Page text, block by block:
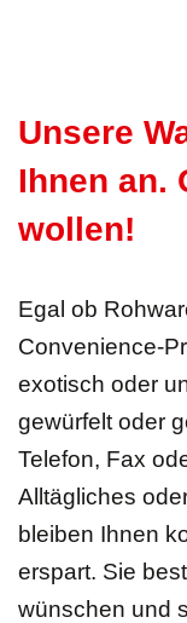
Unsere
Ihnen an.
wollen!
Egal ob
Convenience-
exotisch oder
gewürfelt oder
Telefon, Fax
Alltägliches
bleiben Ihnen
erspart. Sie
wünschen und